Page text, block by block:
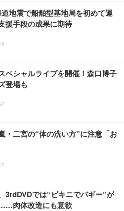
地震で船舶型基地局を初めて運
援手段の成果に期待
ペシャルライブを開催！森口博子
登場も
・二宮の“体の洗い方”に注意「お
3rdDVDでは“ビキニでバギー”が
肉体改造にも意欲